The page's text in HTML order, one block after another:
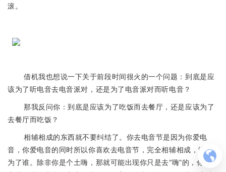
滚。
借机我也想说一下关于前段时间很火的一个问题：到底是应
该为了听电音去电音派对，还是为了电音派对而听电音？
那我反问你：到底是应该为了吃饭而去餐厅，还是应该为了
去餐厅而吃饭？
相辅相成的东西就不要纠结了。你去电音节是因为你爱电
音，你爱电音的同时所以你喜欢去电音节，完全相辅相成，没谁
为了谁。除非你是个土嗨，那就可能出现你只是去“嗨”的，你根